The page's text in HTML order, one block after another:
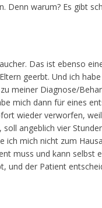
Denn warum? Es gibt
Das ist ebenso
geerbt. Und ich
meiner Diagnose/
mich dann für eines
wieder verworfen,
angeblich vier
ich mich nicht zum
muss und kann selbst
und der Patient